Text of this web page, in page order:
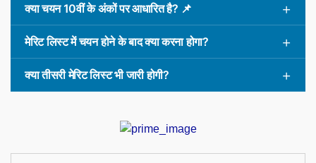
क्या चयन 10वीं के अंकों पर आधारित है? 📌
मेरिट लिस्ट में चयन होने के बाद क्या करना होगा?
क्या तीसरी मेरिट लिस्ट भी जारी होगी?